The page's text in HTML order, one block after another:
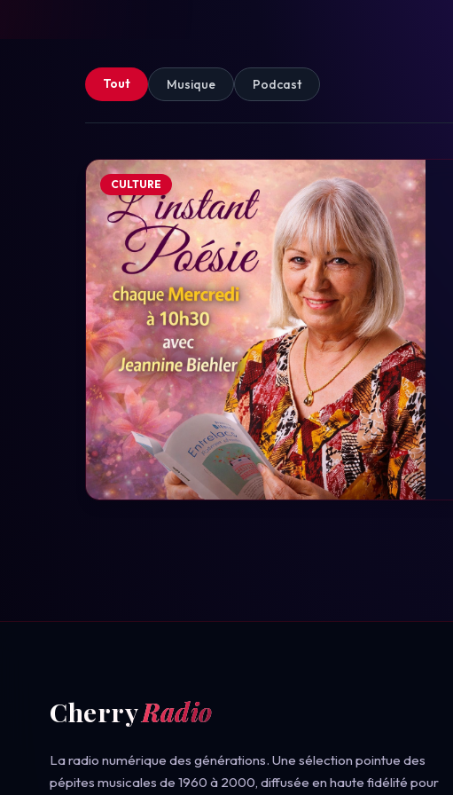
Tout Musique Podcast
CULTURE
CherryRadio
La radio numérique des générations. Une sélection pointue des
pépites musicales de 1960 à 2000, diffusée en haute fidélité pour